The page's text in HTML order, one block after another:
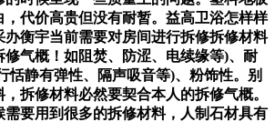
，代价高贵但没有耐暂。益高卫浴怎样样
办衡宇当前需要对房间进行拆修拆修材料
修气概！如阻焚、防涩、电续缘等)、耐
恬静有弹性、隔声吸音等)、粉饰性。别
拆修材料必然要契合本人的拆修气概。
需要用到很多的拆修材料，人制石材具有